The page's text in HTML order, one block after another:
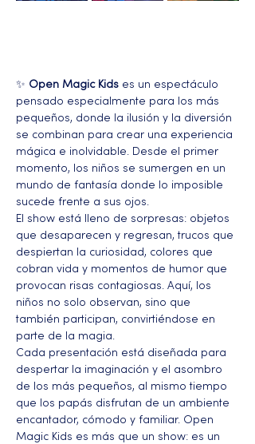
✨ Open Magic Kids es un espectáculo
pensado especialmente para los más
pequeños, donde la ilusión y la diversión
se combinan para crear una experiencia
mágica e inolvidable. Desde el primer
momento, los niños se sumergen en un
mundo de fantasía donde lo imposible
sucede frente a sus ojos.
El show está lleno de sorpresas: objetos
que desaparecen y regresan, trucos que
despiertan la curiosidad, colores que
cobran vida y momentos de humor que
provocan risas contagiosas. Aquí, los
niños no solo observan, sino que
también participan, convirtiéndose en
parte de la magia.
Cada presentación está diseñada para
despertar la imaginación y el asombro
de los más pequeños, al mismo tiempo
que los papás disfrutan de un ambiente
encantador, cómodo y familiar. Open
Magic Kids es más que un show: es un